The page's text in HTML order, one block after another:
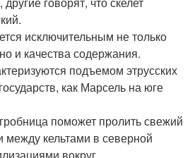
исключительным не только
и качества содержания.
подъемом этрусских
как Марсель на юге
поможет пролить свежий
между кельтами в северной